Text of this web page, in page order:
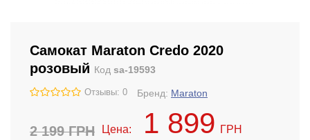
Самокат Maraton Credo 2020
розовый Код sa-19593
Отзывы: 0 Бренд: Maraton
2 199ГРН Цена: 1 899 ГРН